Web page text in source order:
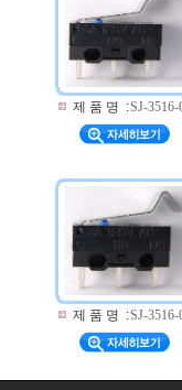
제 품 명 :SJ-
제 품 명 :SJ-